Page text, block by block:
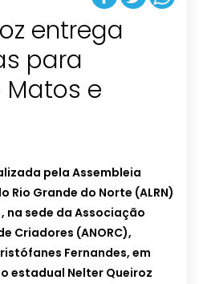
entrega
para
e
pela Assembleia
Rio Grande do Norte (ALRN)
sede da Associação
Criadores (ANORC),
Fernandes, em
estadual Nelter Queiroz